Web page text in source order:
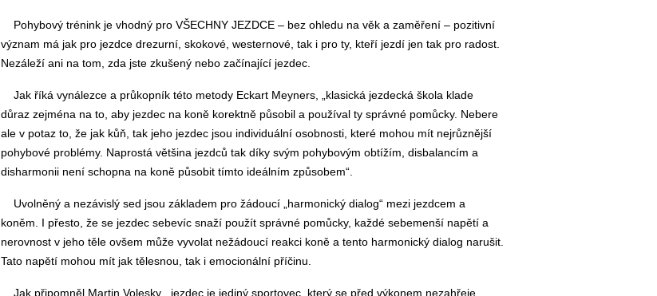
Pohybový trénink je vhodný pro VŠECHNY JEZDCE – bez ohledu na věk a zaměření – pozitivní
význam má jak pro jezdce drezurní, skokové, westernové, tak i pro ty, kteří jezdí jen tak pro radost.
Nezáleží ani na tom, zda jste zkušený nebo začínající jezdec.
Jak říká vynálezce a průkopník této metody Eckart Meyners, „klasická jezdecká škola klade
důraz zejména na to, aby jezdec na koně korektně působil a používal ty správné pomůcky. Nebere
ale v potaz to, že jak kůň, tak jeho jezdec jsou individuální osobnosti, které mohou mít nejrůznější
pohybové problémy. Naprostá většina jezdců tak díky svým pohybovým obtížím, disbalancím a
disharmonii není schopna na koně působit tímto ideálním způsobem“.
Uvolněný a nezávislý sed jsou základem pro žádoucí „harmonický dialog“ mezi jezdcem a
koněm. I přesto, že se jezdec sebevíc snaží použít správné pomůcky, každé sebemenší napětí a
nerovnost v jeho těle ovšem může vyvolat nežádoucí reakci koně a tento harmonický dialog narušit.
Tato napětí mohou mít jak tělesnou, tak i emocionální příčinu.
Jak připomněl Martin Volesky, „jezdec je jediný sportovec, který se před výkonem nezahřeje